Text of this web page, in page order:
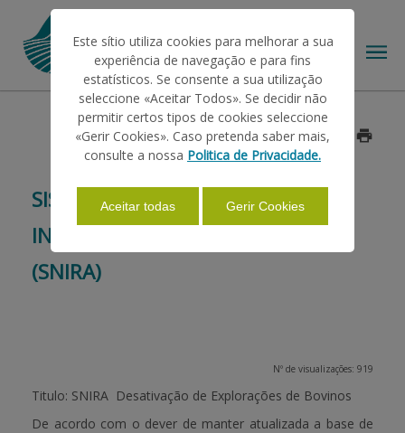
AJUDAS/APOIOS
INFORMAÇÕES
SISTEMA NACIONAL DE
INFORMAÇÃO E REGISTO ANIMAL
(SNIRA)
Data: 2014/05/23
Nº de visualizações: 919
Titulo: SNIRA  Desativação de Explorações de Bovinos
De acordo com o dever de manter atualizada a base de
Este sítio utiliza cookies para melhorar a sua
experiência de navegação e para fins
estatísticos. Se consente a sua utilização
seleccione «Aceitar Todos». Se decidir não
permitir certos tipos de cookies seleccione
«Gerir Cookies». Caso pretenda saber mais,
consulte a nossa Politica de Privacidade.
Aceitar todas Gerir Cookies